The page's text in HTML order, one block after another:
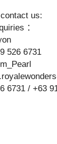
us:
：
526 6731
6731 / +63